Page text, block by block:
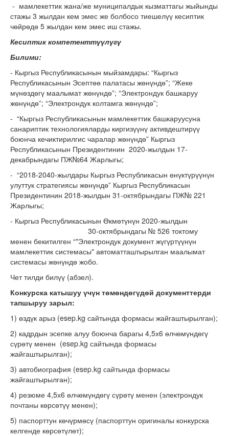
- мамлекеттик жана/же муниципалдык кызматтагы жыйынды
стажы 3 жылдан кем эмес же болбосо тиешелүү кесиптик
чөйрөдө 5 жылдан кем эмес иш стажы.
Кесиптик компетенттүүлүгү
Билими:
- Кыргыз Республикасынын мыйзамдары: “Кыргыз
Республикасынын Эсептөө палатасы жөнүндө”; “Жеке
мүнөздөгү маалымат жөнүндө”; “Электрондук башкаруу
жөнүндө”; “Электрондук колтамга жөнүндө”;
- “Кыргыз Республикасынын мамлекеттик башкаруусуна
санариптик технологияларды киргизүүнү активдештирүү
боюнча кечиктирилгис чаралар жөнүндө” Кыргыз
Республикасынын Президентинин 2020-жылдын 17-
декабрындагы ПЖ№64 Жарлыгы;
- “2018-2040-жылдары Кыргыз Республикасын өнүктүрүүнүн
улуттук стратегиясы жөнүндө” Кыргыз Республикасын
Президентинин 2018-жылдын 31-октябрындагы ПЖ№ 221
Жарлыгы;
- Кыргыз Республикасынын Өкмөтүнүн 2020-жылдын
30-октябрындагы № 526 токтому
менен бекитилген “"Электрондук документ жүгүртүүнүн
мамлекеттик системасы" автоматташтырылган маалымат
системасы жөнүндө жобо.
Чет тилди билүү (абзел).
Конкурска катышуу үчүн төмөндөгүдөй документтерди
тапшыруу зарыл:
1) өздүк арыз (esep.kg сайтында формасы жайгаштырылган);
2) кадрдын эсепке алуу боюнча барагы 4,5х6 өлчөмүндөгү
сүрөтү менен (esep.kg сайтында формасы
жайгаштырылган);
3) автобиография (esep.kg сайтында формасы
жайгаштырылган);
4) резюме 4,5х6 өлчөмүндөгү сүрөтү менен (электрондук
почтаны көрсөтүү менен);
5) паспорттун көчүрмөсү (паспорттун оригиналы конкурска
келгенде көрсөтүлөт);